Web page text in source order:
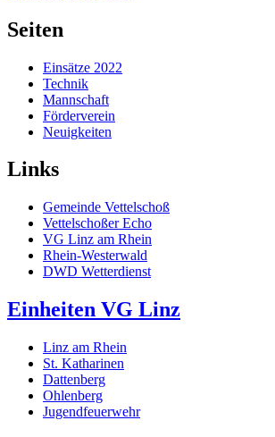
Seiten
Einsätze 2022
Technik
Mannschaft
Förderverein
Neuigkeiten
Links
Gemeinde Vettelschoß
Vettelschoßer Echo
VG Linz am Rhein
Rhein-Westerwald
DWD Wetterdienst
Einheiten VG Linz
Linz am Rhein
St. Katharinen
Dattenberg
Ohlenberg
Jugendfeuerwehr